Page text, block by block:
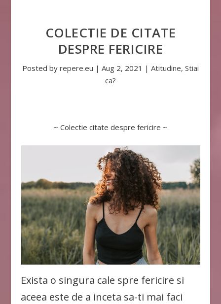
COLECTIE DE CITATE
DESPRE FERICIRE
Posted by repere.eu | Aug 2, 2021 | Atitudine, Stiai
ca?
~ Colectie citate despre fericire ~
Exista o singura cale spre fericire si
aceea este de a inceta sa-ti mai faci